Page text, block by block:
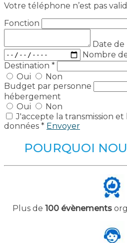
Votre téléphone n’est pas
Fonction
Date
Nombre
Destination *
Oui
Non
Budget par personne
hébergement
Oui
Non
J'accepte la transmission
données * Envoyer
POURQUOI
Plus de 100 évènements